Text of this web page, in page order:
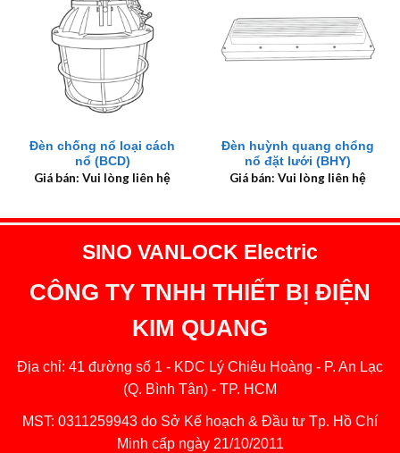
Đèn chống nổ loại cách
nổ (BCD)
Giá bán: Vui lòng liên hệ
Đèn huỳnh quang chổng
nổ đặt lưới (BHY)
Giá bán: Vui lòng liên hệ
SINO VANLOCK Electric
CÔNG TY TNHH THIẾT BỊ ĐIỆN
KIM QUANG
Địa chỉ: 41 đường số 1 - KDC Lý Chiêu Hoàng - P. An Lạc
(Q. Bình Tân) - TP. HCM
MST: 0311259943 do Sở Kế hoạch & Đầu tư Tp. Hồ Chí
Minh cấp ngày 21/10/2011